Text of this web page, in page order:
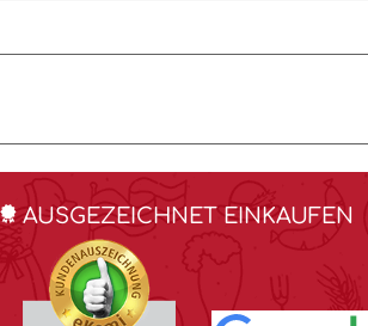
AUSGEZEICHNET EINKAUFEN